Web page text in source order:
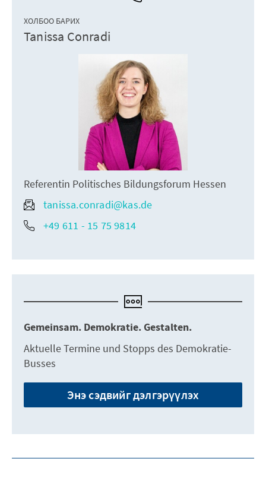
ХОЛБОО БАРИХ
Tanissa Conradi
Referentin Politisches Bildungsforum Hessen
tanissa.conradi@kas.de
+49 611 - 15 75 9814
Gemeinsam. Demokratie. Gestalten.
Aktuelle Termine und Stopps des Demokratie-
Busses
Энэ сэдвийг дэлгэрүүлэх